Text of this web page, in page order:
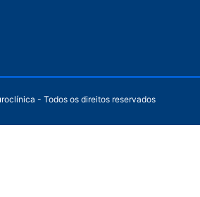
- Todos os direitos reservados